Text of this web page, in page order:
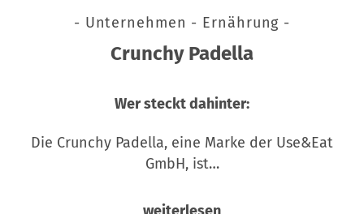
- Unternehmen - Ernährung -
Crunchy Padella
Wer steckt dahinter:
Die Crunchy Padella, eine Marke der Use&Eat
GmbH, ist…